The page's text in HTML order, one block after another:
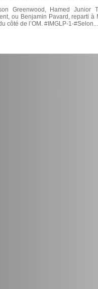
Greenwood, Hamed Junior
ou Benjamin Pavard, reparti
côté de l’OM. #IMGLP-1-#Selon...